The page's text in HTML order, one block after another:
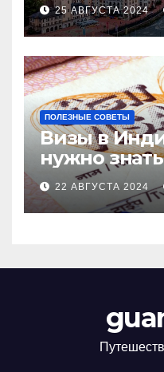
25 АВГУСТА 2024
ПОЛЕЗНЫЕ СОВЕТЫ
Визы в
нужно знать
22 АВГУСТА 2024